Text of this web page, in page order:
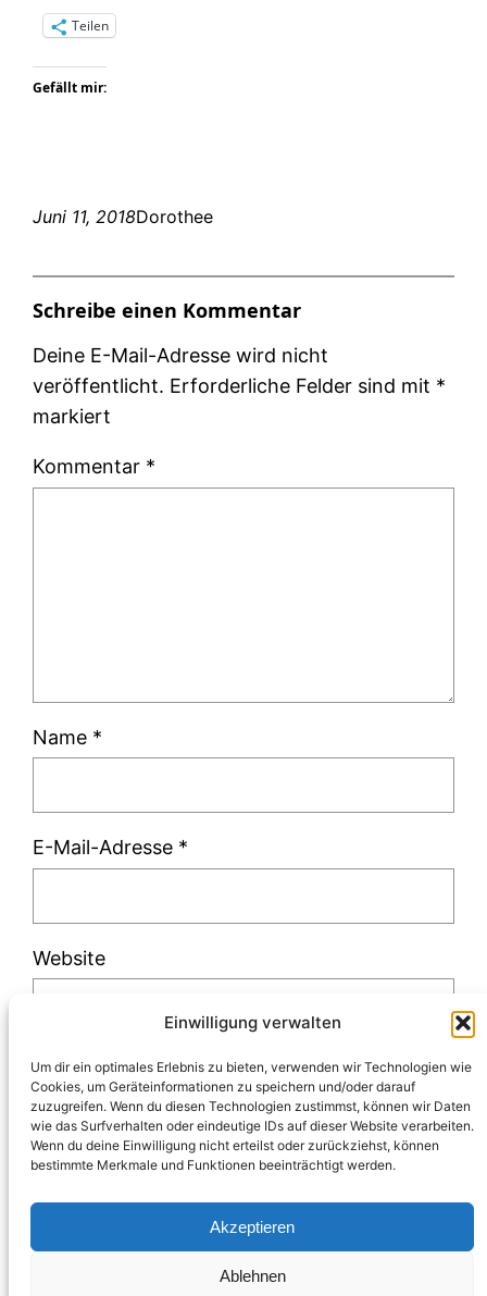
Einwilligung verwalten
Um dir ein optimales Erlebnis zu bieten, verwenden wir Technologien wie
Cookies, um Geräteinformationen zu speichern und/oder darauf
zuzugreifen. Wenn du diesen Technologien zustimmst, können wir Daten
wie das Surfverhalten oder eindeutige IDs auf dieser Website verarbeiten.
Wenn du deine Einwilligung nicht erteilst oder zurückziehst, können
bestimmte Merkmale und Funktionen beeinträchtigt werden.
Akzeptieren
Ablehnen
Teilen
Gefällt mir:
Juni 11, 2018Dorothee
Schreibe einen Kommentar
Deine E-Mail-Adresse wird nicht
veröffentlicht. Erforderliche Felder sind mit *
markiert
Kommentar *
Name *
E-Mail-Adresse *
Website
Diese Website verwendet Akismet, um Spam
zu reduzieren.Erfahre, wie deine
Kommentardaten verarbeitet werden.